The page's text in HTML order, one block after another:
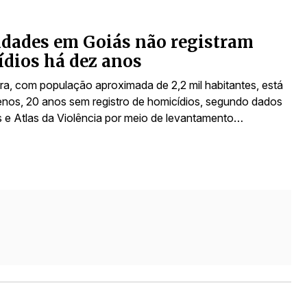
em Goiás não registram
há dez anos
com população aproximada de 2,2 mil habitantes, está
20 anos sem registro de homicídios, segundo dados
e Atlas da Violência por meio de levantamento…